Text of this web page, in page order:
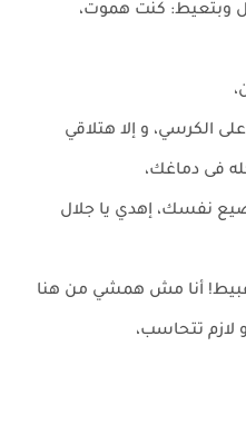
وبتعيط: كنت هموت،
الكرسي، و إلا هتلاقي
فى دماغك،
نفسك، إهدي يا جلال
أنا مش همشي من هنا
لازم تتحاسب،